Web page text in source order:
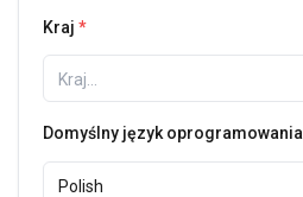
Kraj *
Kraj...
Domyślny język oprogramowania
Polish